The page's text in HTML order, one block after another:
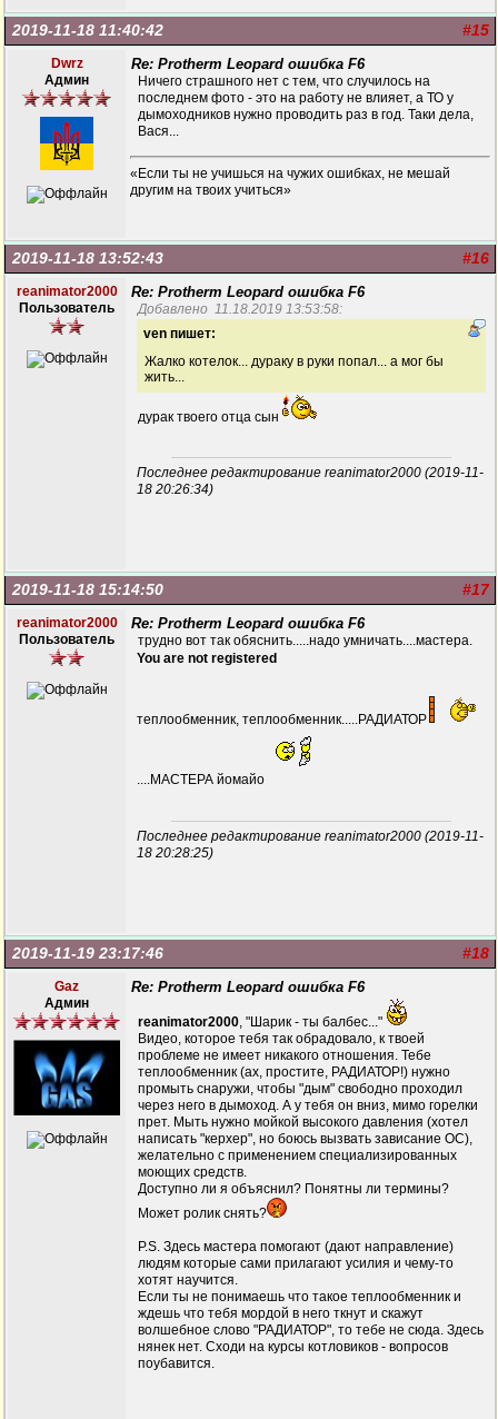
#15
2019-11-18 11:40:42
Dwrz
Админ
Re: Protherm Leopard ошибка F6
Ничего страшного нет с тем, что случилось на
последнем фото - это на работу не влияет, а ТО у
дымоходников нужно проводить раз в год. Таки дела,
Вася...
«Если ты не учишься на чужих ошибках, не мешай
другим на твоих учиться»
#16
2019-11-18 13:52:43
reanimator2000
Пользователь
Re: Protherm Leopard ошибка F6
Добавлено 11.18.2019 13:53:58:
ven пишет:
Жалко котелок... дураку в руки попал... а мог бы
жить...
дурак твоего отца сын
Последнее редактирование reanimator2000 (2019-11-
18 20:26:34)
#17
2019-11-18 15:14:50
reanimator2000
Пользователь
Re: Protherm Leopard ошибка F6
трудно вот так обяснить.....надо умничать....мастера.
You are not registered
теплообменник, теплообменник.....РАДИАТОР
....МАСТЕРА йомайо
Последнее редактирование reanimator2000 (2019-11-
18 20:28:25)
#18
2019-11-19 23:17:46
Gaz
Админ
Re: Protherm Leopard ошибка F6
reanimator2000, "Шарик - ты балбес..."
Видео, которое тебя так обрадовало, к твоей
проблеме не имеет никакого отношения. Тебе
теплообменник (ах, простите, РАДИАТОР!) нужно
промыть снаружи, чтобы "дым" свободно проходил
через него в дымоход. А у тебя он вниз, мимо горелки
прет. Мыть нужно мойкой высокого давления (хотел
написать "керхер", но боюсь вызвать зависание ОС),
желательно с применением специализированных
моющих средств.
Доступно ли я объяснил? Понятны ли термины?
Может ролик снять?
P.S. Здесь мастера помогают (дают направление)
людям которые сами прилагают усилия и чему-то
хотят научится.
Если ты не понимаешь что такое теплообменник и
ждешь что тебя мордой в него ткнут и скажут
волшебное слово "РАДИАТОР", то тебе не сюда. Здесь
нянек нет. Сходи на курсы котловиков - вопросов
поубавится.